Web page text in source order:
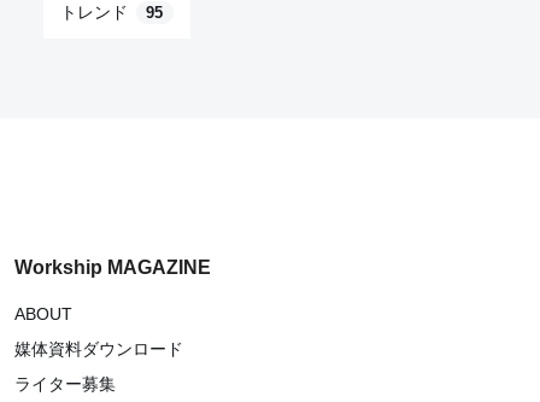
トレンド 95
Workship MAGAZINE
ABOUT
媒体資料ダウンロード
ライター募集